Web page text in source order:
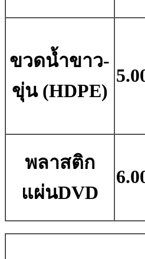
ขวดน้ำขาว-
ขุ่น (HDPE)
พลาสติก
แผ่นDVD